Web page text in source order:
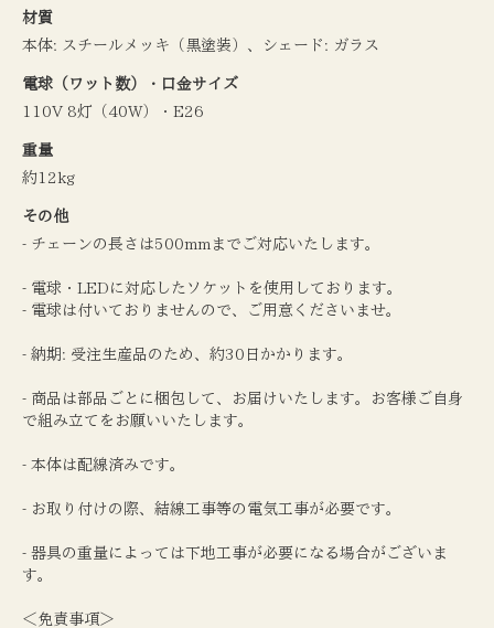
材質
本体: スチールメッキ（黒塗装）、シェード: ガラス
電球（ワット数）・口金サイズ
110V 8灯（40W）・E26
重量
約12kg
その他
- チェーンの長さは500mmまでご対応いたします。
- 電球・LEDに対応したソケットを使用しております。
- 電球は付いておりませんので、ご用意くださいませ。
- 納期: 受注生産品のため、約30日かかります。
- 商品は部品ごとに梱包して、お届けいたします。お客様ご自身
で組み立てをお願いいたします。
- 本体は配線済みです。
- お取り付けの際、結線工事等の電気工事が必要です。
- 器具の重量によっては下地工事が必要になる場合がございま
す。
＜免責事項＞